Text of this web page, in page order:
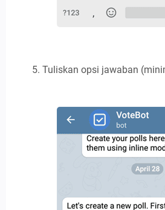
Tuliskan opsi jawaban